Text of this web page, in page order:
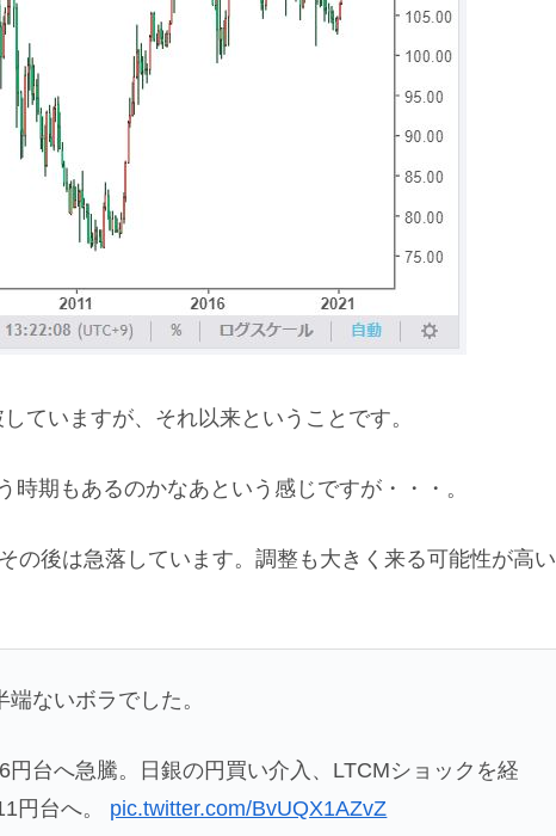
ていますが、それ以来ということです。
期もあるのかなあという感じですが・・・。
の後は急落しています。調整も大きく来る可能性が高い
ないボラでした。
台へ急騰。日銀の円買い介入、LTCMショックを経
円台へ。 pic.twitter.com/BvUQX1AZvZ